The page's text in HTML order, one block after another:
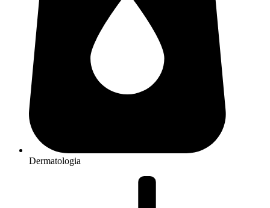
Dermatologia